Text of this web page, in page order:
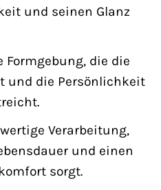
und seinen Glanz
die die
und die Persönlichkeit
Verarbeitung,
und einen
sorgt.